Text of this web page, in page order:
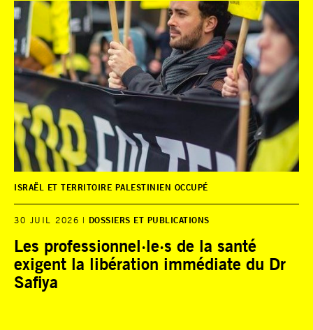
ISRAËL ET TERRITOIRE PALESTINIEN OCCUPÉ
30 JUIL 2026 DOSSIERS ET PUBLICATIONS
Les professionnel·le·s de la santé
exigent la libération immédiate du Dr
Safiya